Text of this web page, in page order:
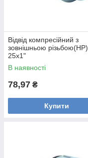
Відвід компресійний з
зовнішньою різьбою(НР)
25х1"
В наявності
78,97 ₴
Купити